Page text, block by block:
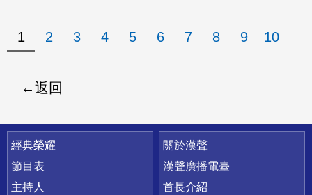
1 2 3 4 5 6 7 8 9 10
返回
快速連結
經典榮耀
節目表
主持人
關於漢聲
漢聲廣播電臺
首長介紹